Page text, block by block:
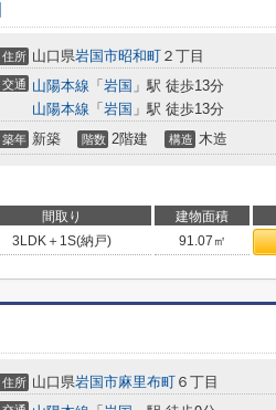
住所 山口県岩国市昭和町 ２丁目
交通 山陽本線 「 岩国 」駅 徒歩13分
山陽本線 「 岩国 」駅 徒歩13分
築年 新築 階数 2階建 構造 木造
間取り 建物面積
3LDK＋1S(納戸) 91.07㎡
住所 山口県岩国市麻里布町 ６丁目